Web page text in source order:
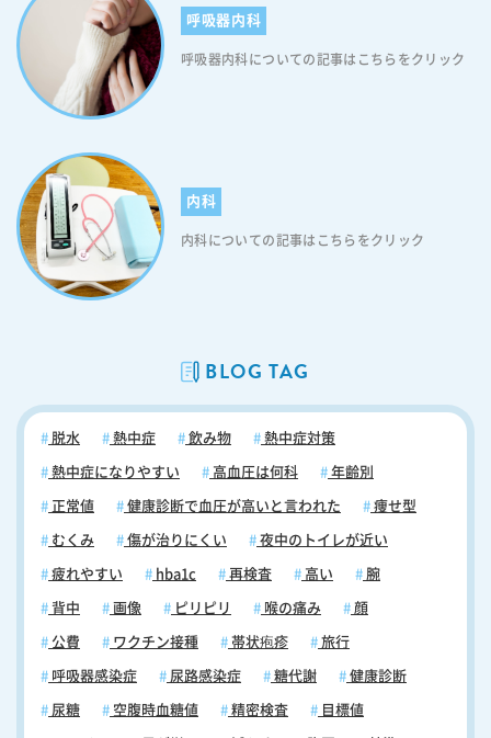
の状態のままで次の食事をすると、食後高血糖の原因にもなります。糖
尿病を予防するためにも間食はできる限り控えてください。 【糖尿病予
防につながる食事のポイント5】腹八分目でストップ 慢性的な食べすぎ
は、余分なブドウ糖をつくり、糖尿病を発症させる最大の原因となりま
す。いつもお腹いっぱいに食べないと満足できない人は、注意が必要で
す。とくに脂肪分の多い肉類の食べすぎは、カロリーの取りすぎにつな
についてご相談ください 糖尿病になっても初期段階では自覚症状があり
ません。そのため健康診断や、ほかの病気の検査をしている時に偶然見
つかるということも多々あります。健康診断で糖尿病の可能性を指摘さ
れた方はもちろん、日常生活の乱れを自覚していて、「糖尿病の症状か
もしれない…」と気づかれた方は、早めに受診することをお勧めしま
す。食生活が不規則な方、あるいは検診などで血糖値に異常を指摘され
た方などいらっしゃいましたら、まずお気軽にご相談ください。 当日の
呼吸器内科
呼吸器内科についての記事はこちらをクリック
内科
内科についての記事はこちらをクリック
BLOG TAG
脱水 熱中症 飲み物 熱中症対策
熱中症になりやすい 高血圧は何科 年齢別
正常値 健康診断で血圧が高いと言われた 痩せ型
むくみ 傷が治りにくい 夜中のトイレが近い
疲れやすい hba1c 再検査 高い 腕
背中 画像 ピリピリ 喉の痛み 顔
公費 ワクチン接種 帯状疱疹 旅行
呼吸器感染症 尿路感染症 糖代謝 健康診断
尿糖 空腹時血糖値 精密検査 目標値